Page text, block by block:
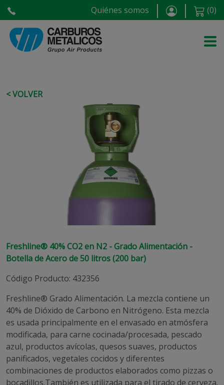
Quiénes somos (0)
< VOLVER
Freshline® 40% CO2 en N2 - Grado Alimentación -
Botella de Acero de 50 litros (200 bar)
Código Producto: 432356
Freshline® Grado Alimentación. La mezcla contiene un
40% de Dióxido de Carbono en Nitrógeno. Esta mezcla
es usada principalmente en el envasado en atmósfera
modificada, para carne cocinada/procesada, pescado
azul, productos avícolas, quesos suaves, productos
panificados, vegetales cocidos y diferentes
combinaciones de productos elaborados como pizzas o
bocadillos.También es utilizada para el tirado de cerveza.